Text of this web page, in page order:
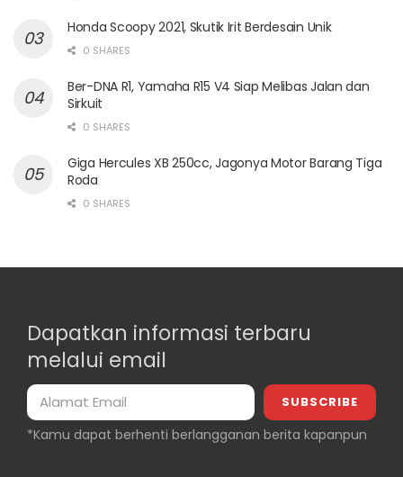
Honda Scoopy 2021, Skutik Irit Berdesain Unik
0 SHARES
Ber-DNA R1, Yamaha R15 V4 Siap Melibas Jalan dan
Sirkuit
0 SHARES
Giga Hercules XB 250cc, Jagonya Motor Barang Tiga
Roda
0 SHARES
Dapatkan informasi terbaru
melalui email
*Kamu dapat berhenti berlangganan berita kapanpun